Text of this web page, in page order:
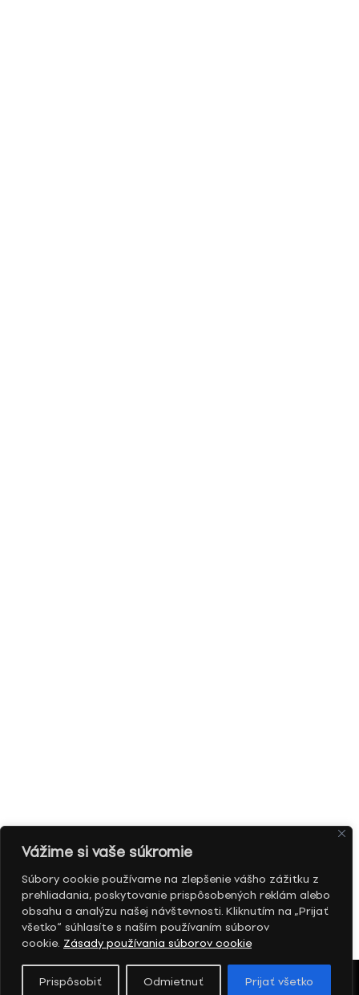
Vážime si vaše súkromie
Súbory cookie používame na zlepšenie vášho zážitku z
prehliadania, poskytovanie prispôsobených reklám alebo
obsahu a analýzu našej návštevnosti. Kliknutím na „Prijať
všetko“ súhlasíte s naším používaním súborov
cookie. Zásady používania súborov cookie
Prispôsobiť Odmietnuť Prijať všetko